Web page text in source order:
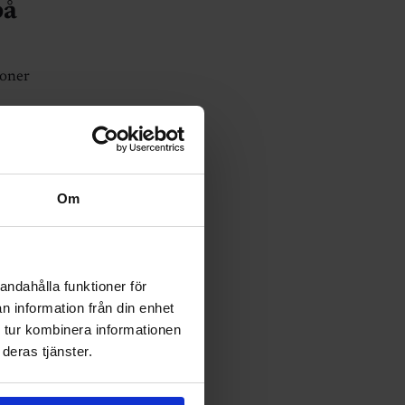
Om
funktioner för
information från din enhet
kombinera informationen
tjänster.